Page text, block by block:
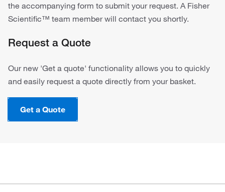
the accompanying form to submit your request. A Fisher
Scientific™ team member will contact you shortly.
Request a Quote
Our new 'Get a quote' functionality allows you to quickly
and easily request a quote directly from your basket.
Get a Quote